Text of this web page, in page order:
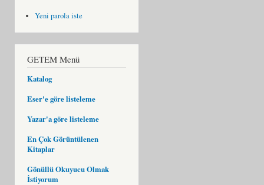
Yeni parola iste
GETEM Menü
Katalog
Eser'e göre listeleme
Yazar'a göre listeleme
En Çok Görüntülenen
Kitaplar
Gönüllü Okuyucu Olmak
İstiyorum